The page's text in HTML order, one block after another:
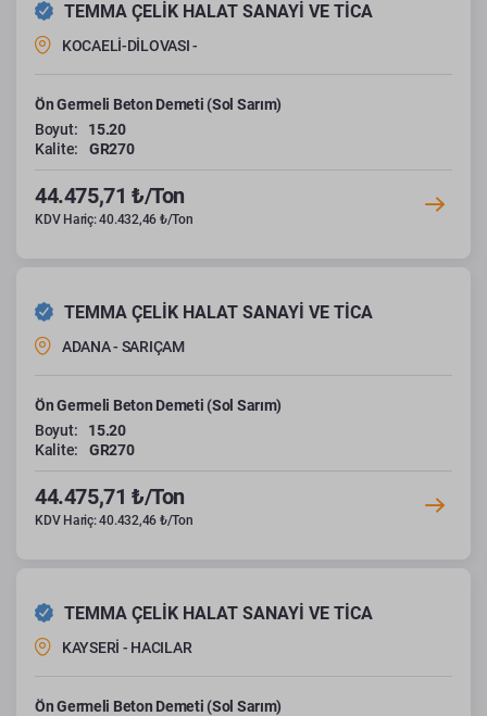
TEMMA ÇELİK HALAT SANAYİ VE TİCA
KOCAELİ-DİLOVASI -
Ön Germeli Beton Demeti (Sol Sarım)
Boyut:
15.20
Kalite:
GR270
44.475,71 ₺/Ton
KDV Hariç: 40.432,46 ₺/Ton
TEMMA ÇELİK HALAT SANAYİ VE TİCA
ADANA - SARIÇAM
Ön Germeli Beton Demeti (Sol Sarım)
Boyut:
15.20
Kalite:
GR270
44.475,71 ₺/Ton
KDV Hariç: 40.432,46 ₺/Ton
TEMMA ÇELİK HALAT SANAYİ VE TİCA
KAYSERİ - HACILAR
Ön Germeli Beton Demeti (Sol Sarım)